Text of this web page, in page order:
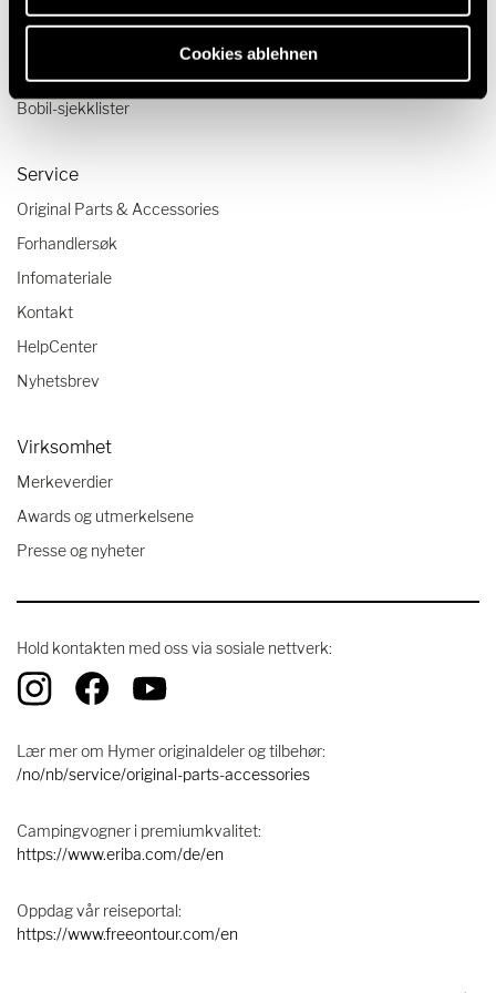
Cookies ablehnen
Camping-reisetrender
Bobil-sjekklister
Service
Original Parts & Accessories
Forhandlersøk
Infomateriale
Kontakt
HelpCenter
Nyhetsbrev
Virksomhet
Merkeverdier
Awards og utmerkelsene
Presse og nyheter
Hold kontakten med oss ​​via sosiale nettverk:
Lær mer om Hymer originaldeler og tilbehør:
/no/nb/service/original-parts-accessories
Campingvogner i premiumkvalitet:
https://www.eriba.com/de/en
Oppdag vår reiseportal:
https://www.freeontour.com/en